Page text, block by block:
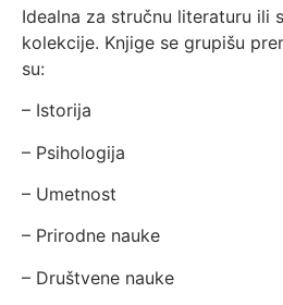
Idealna za stručnu literaturu ili
kolekcije. Knjige se grupišu
su:
– Istorija
– Psihologija
– Umetnost
– Prirodne nauke
– Društvene nauke